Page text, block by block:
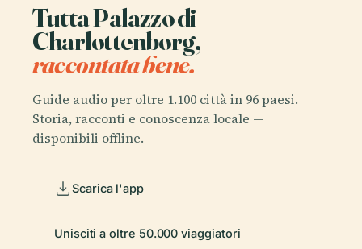
Tutta Palazzo di
Charlottenborg,
raccontata bene.
Guide audio per oltre 1.100 città in 96 paesi.
Storia, racconti e conoscenza locale —
disponibili offline.
Scarica l'app
Unisciti a oltre 50.000 viaggiatori